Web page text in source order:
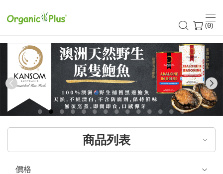
香
港
有
機
食
品
店
嚴
選
(0)
Previous
商品列表
價格